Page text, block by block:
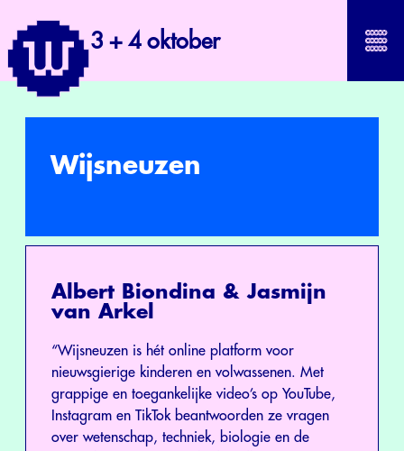
3 + 4 oktober
Wijsneuzen
Wijsneuzen
Albert Biondina & Jasmijn
van Arkel
“Wijsneuzen is hét online platform voor
nieuwsgierige kinderen en volwassenen. Met
grappige en toegankelijke video’s op YouTube,
Instagram en TikTok beantwoorden ze vragen
over wetenschap, techniek, biologie en de